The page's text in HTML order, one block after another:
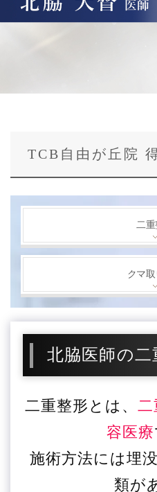
TCB自由が丘院
二重
クマ
北脇医師の
二重整形とは、
容医療
施術方法には埋
類が